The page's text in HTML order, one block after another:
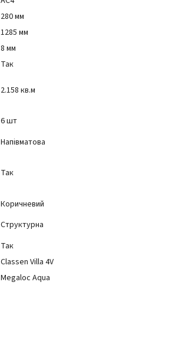
280 мм
1285 мм
8 мм
Так
2.158 кв.м
6 шт
Напівматова
Так
Коричневий
Структурна
Так
Classen Villa 4V
Megaloc Aqua